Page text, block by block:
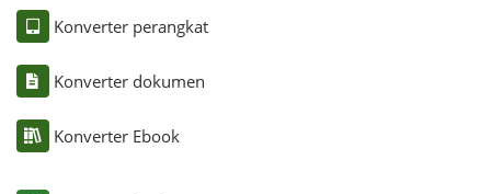
Konverter perangkat
Konverter dokumen
Konverter Ebook